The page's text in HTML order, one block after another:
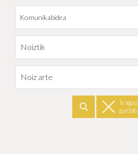
Noiztik
Noiz arte